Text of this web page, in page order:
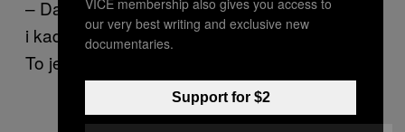
– Da, drugačije je. Loše je kada je neželjeno,
i kada samo želiš da demonstriraš kontrolu.
To je maltretiranje.
our very best writing and exclusive new
documentaries.
Support for $2